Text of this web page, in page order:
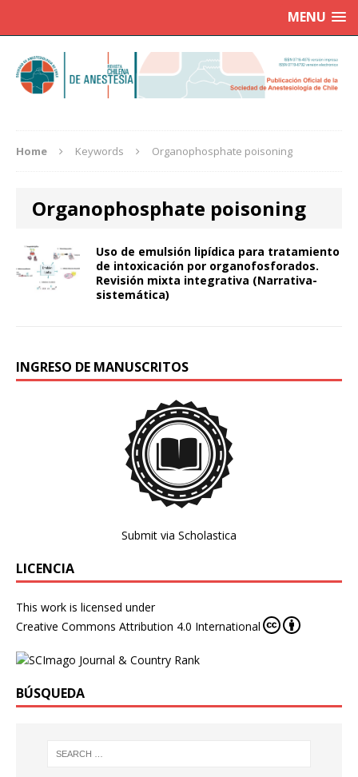
MENU
Home Keywords Organophosphate poisoning
Organophosphate poisoning
Uso de emulsión lipídica para tratamiento
de intoxicación por organofosforados.
Revisión mixta integrativa (Narrativa-
sistemática)
INGRESO DE MANUSCRITOS
Submit via Scholastica
LICENCIA
This work is licensed under
Creative Commons Attribution 4.0 International
BÚSQUEDA